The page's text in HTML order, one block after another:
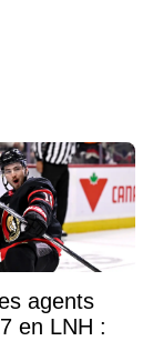
agents
en LNH :